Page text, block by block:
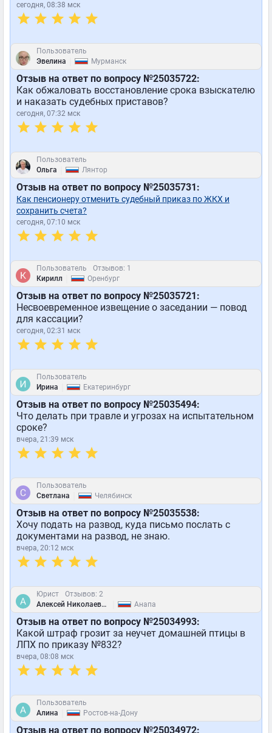
сегодня, 08:38 мск
Пользователь
Эвелина
Мурманск
Отзыв на ответ по вопросу №25035722:
Как обжаловать восстановление срока взыскателю
и наказать судебных приставов?
сегодня, 07:32 мск
Пользователь
Ольга
Лянтор
Отзыв на ответ по вопросу №25035731:
Как пенсионеру отменить судебный приказ по ЖКХ и
сохранить счета?
сегодня, 07:10 мск
Пользователь
Отзывов: 1
Кирилл
Оренбург
Отзыв на ответ по вопросу №25035721:
Несвоевременное извещение о заседании — повод
для кассации?
сегодня, 02:31 мск
Пользователь
Ирина
Екатеринбург
Отзыв на ответ по вопросу №25035494:
Что делать при травле и угрозах на испытательном
сроке?
вчера, 21:39 мск
Пользователь
Светлана
Челябинск
Отзыв на ответ по вопросу №25035538:
Хочу подать на развод, куда письмо послать с
документами на развод, не знаю.
вчера, 20:12 мск
Юрист
Отзывов: 2
Алексей Николаевич
Анапа
Отзыв на ответ по вопросу №25034993:
Какой штраф грозит за неучет домашней птицы в
ЛПХ по приказу №832?
вчера, 08:08 мск
Пользователь
Алина
Ростов-на-Дону
Отзыв на ответ по вопросу №25034972: